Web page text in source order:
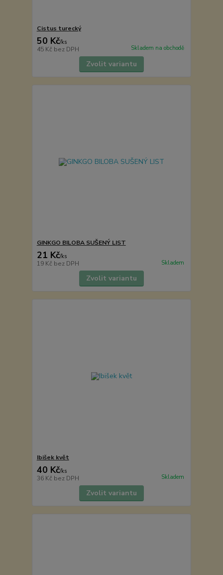
Cistus turecký
50 Kč/ks
45 Kč bez DPH Skladem na obchodě
Zvolit variantu
GINKGO BILOBA SUŠENÝ LIST
21 Kč/ks
19 Kč bez DPH Skladem
Zvolit variantu
Ibišek květ
40 Kč/ks
36 Kč bez DPH Skladem
Zvolit variantu